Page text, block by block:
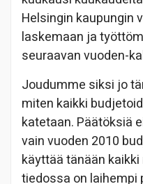
Helsingin kaupungin
laskemaan ja
seuraavan vuoden-
Joudumme siksi jo
miten kaikki
katetaan. Päätöksiä
vain vuoden 2010
käyttää tänään
tiedossa on laihempi